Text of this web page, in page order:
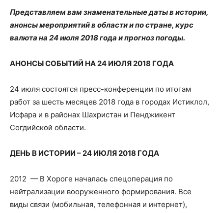
Представляем вам знаменательные даты в истории,
анонсы мероприятий в области и по стране, курс
валюта на 24 июля 2018 года и прогноз погоды.
АНОНСЫ СОБЫТИЙ НА 24 ИЮЛЯ 2018 ГОДА
24 июля состоятся пресс-конференции по итогам
работ за шесть месяцев 2018 года в городах Истиклол,
Исфара и в районах Шахристан и Пенджикент
Согдийской области.
ДЕНЬ В ИСТОРИИ – 24 ИЮЛЯ 2018 ГОДА
2012 — В Хороге началась спецоперация по
нейтрализации вооруженного формирования. Все
виды связи (мобильная, телефонная и интернет),